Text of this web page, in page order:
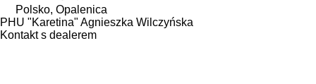
Polsko, Opalenica
PHU "Karetina" Agnieszka Wilczyńska
Kontakt s dealerem